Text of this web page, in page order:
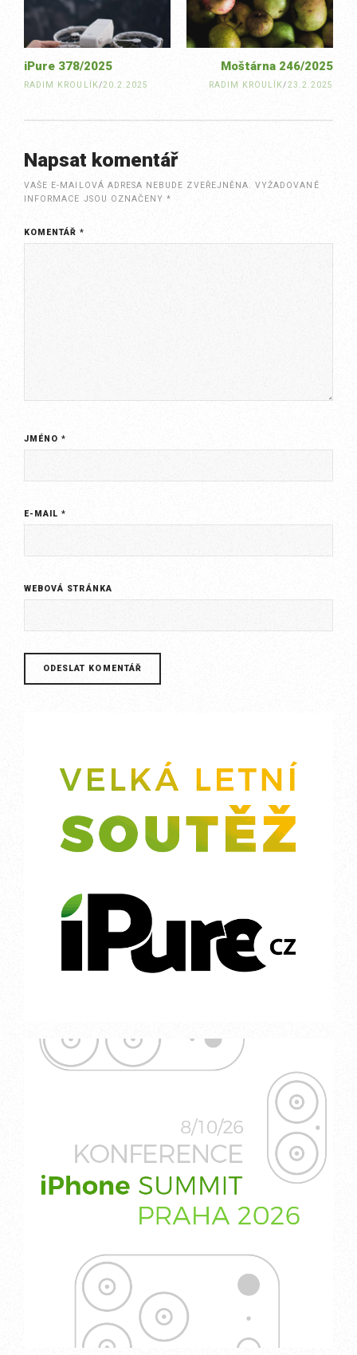
Moštárna 246/2025
RADIM KROULÍK/23.2.2025
iPure 378/2025
RADIM KROULÍK/20.2.2025
Napsat komentář
VAŠE E-MAILOVÁ ADRESA NEBUDE ZVEŘEJNĚNA. VYŽADOVANÉ
INFORMACE JSOU OZNAČENY*
KOMENTÁŘ*
JMÉNO*
E-MAIL*
WEBOVÁ STRÁNKA